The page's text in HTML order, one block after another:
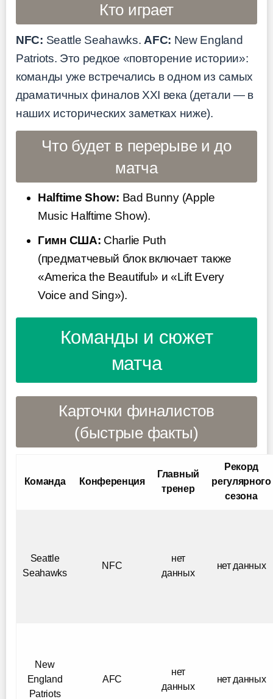
Кто играет
NFC: Seattle Seahawks. AFC: New England
Patriots. Это редкое «повторение истории»:
команды уже встречались в одном из самых
драматичных финалов XXI века (детали — в
наших исторических заметках ниже).
Что будет в перерыве и до
матча
Halftime Show: Bad Bunny (Apple
Music Halftime Show).
Гимн США: Charlie Puth
(предматчевый блок включает также
«America the Beautiful» и «Lift Every
Voice and Sing»).
Команды и сюжет
матча
Карточки финалистов
(быстрые факты)
Команда Конференция
Главный
тренер
Рекорд
регулярного
сезона
Seattle
Seahawks
NFC
нет
данных
нет данных
New
England
Patriots
AFC
нет
данных
нет данных